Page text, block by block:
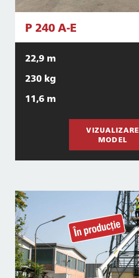
P 240 A-E
22,9 m
230 kg
11,6 m
VIZUALIZARE
MODEL